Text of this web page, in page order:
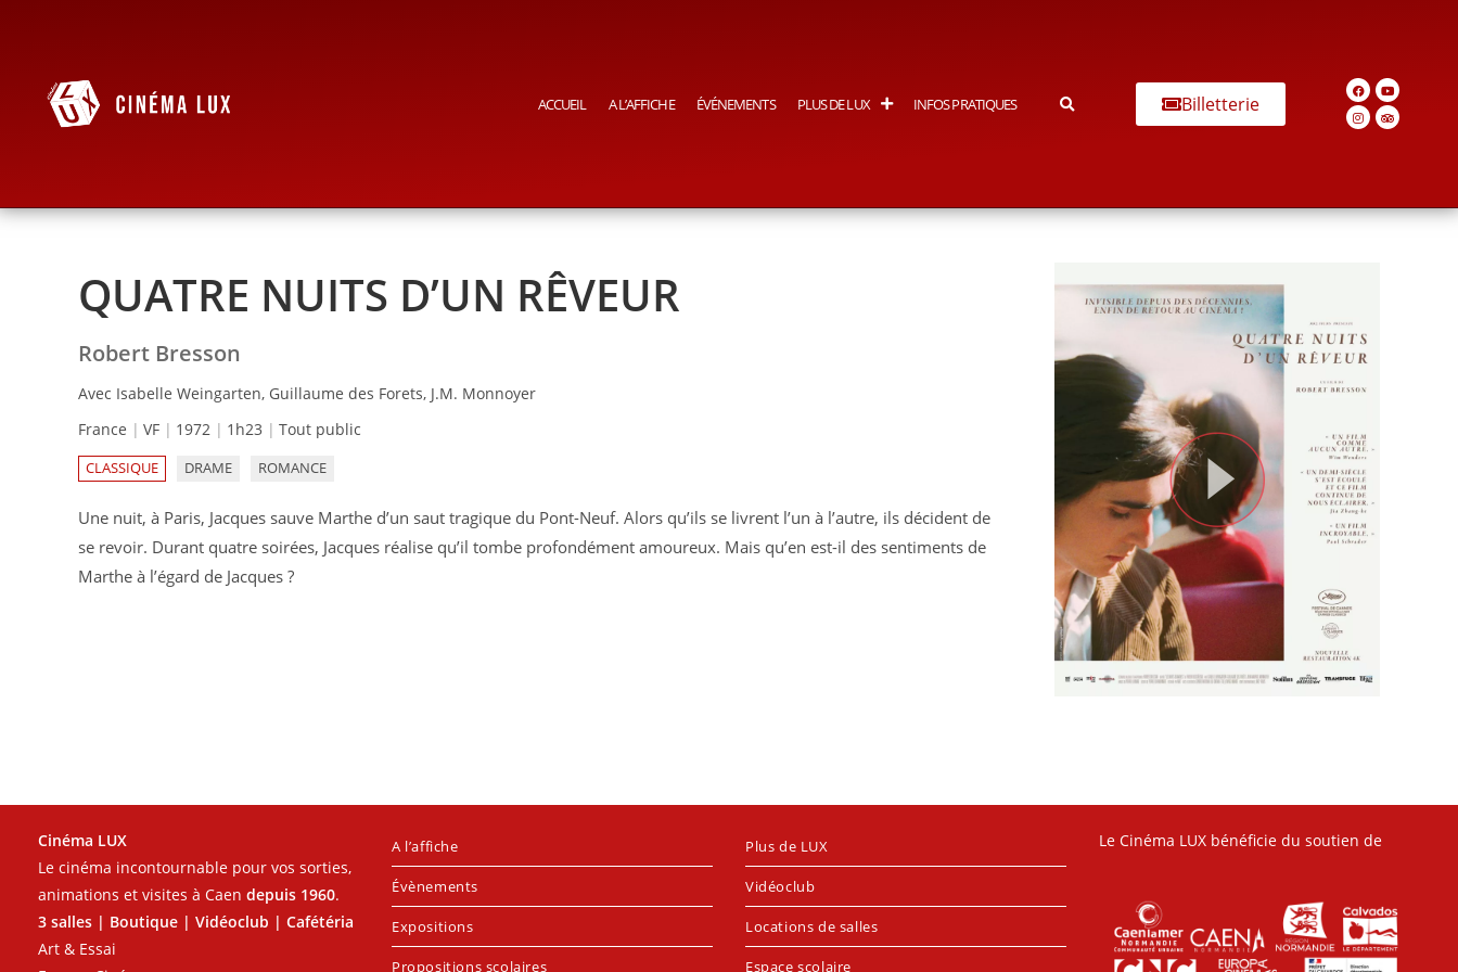
ACCUEIL A L’AFFICHE ÉVÉNEMENTS PLUS DE LUX INFOS PRATIQUES Billetterie
QUATRE NUITS D’UN RÊVEUR
Robert Bresson
Avec Isabelle Weingarten, Guillaume des Forets, J.M. Monnoyer
France
VF 1972 1h23 Tout public
CLASSIQUE DRAME ROMANCE
Une nuit, à Paris, Jacques sauve Marthe d’un saut tragique du Pont-Neuf. Alors qu’ils se livrent l’un à l’autre, ils décident de
se revoir. Durant quatre soirées, Jacques réalise qu’il tombe profondément amoureux. Mais qu’en est-il des sentiments de
Marthe à l’égard de Jacques ?
Cinéma LUX
Le cinéma incontournable pour vos sorties,
animations et visites à Caen depuis 1960.
3 salles | Boutique | Vidéoclub | Cafétéria
Art & Essai
A l’affiche
Évènements
Expositions
Propositions scolaires
Plus de LUX
Vidéoclub
Locations de salles
Espace scolaire
Le Cinéma LUX bénéficie du soutien de